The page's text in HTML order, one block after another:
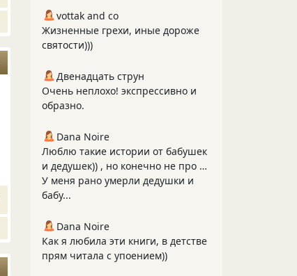
vottak and co
Жизненные грехи, иные дороже
святости)))
Двенадцать струн
Очень неплохо! экспрессивно и
образно.
Dana Noire
Люблю такие истории от бабушек
и дедушек)) , но конечно не про …
У меня рано умерли дедушки и
бабу...
Dana Noire
Как я любила эти книги, в детстве
прям читала с упоением))